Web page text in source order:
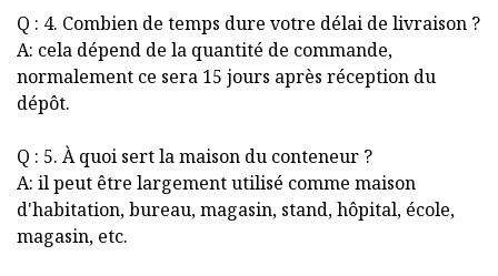
Q : 4. Combien de temps dure votre délai de livraison ?
A: cela dépend de la quantité de commande,
normalement ce sera 15 jours après réception du
dépôt.
Q : 5. À quoi sert la maison du conteneur ?
A: il peut être largement utilisé comme maison
d'habitation, bureau, magasin, stand, hôpital, école,
magasin, etc.